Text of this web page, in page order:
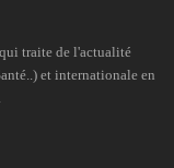
traite de l'actualité
et internationale en